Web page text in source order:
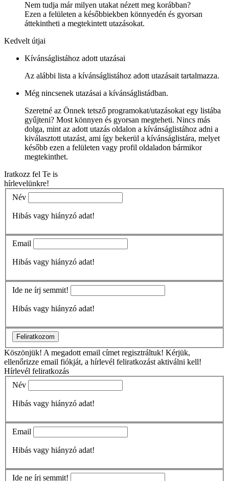
Nem tudja már milyen utakat nézett meg korábban?
Ezen a felületen a későbbiekben könnyedén és gyorsan
áttekintheti a megtekintett utazásokat.
Kedvelt útjai
Kívánságlistához adott utazásai
Az alábbi lista a kívánságlistához adott utazásait tartalmazza.
Még nincsenek utazásai a kívánságlistádban.
Szeretné az Önnek tetsző programokat/utazásokat egy listába
gyűjteni? Most könnyen és gyorsan megteheti. Nincs más
dolga, mint az adott utazás oldalon a kívánságlistához adni a
kiválasztott utazást, ami így bekerül a kívánságlistára, melyet
később ezen a felületen vagy profil oldaladon bármikor
megtekinthet.
Iratkozz fel Te is
hírlevelünkre!
Név
Hibás vagy hiányzó adat!
Email
Hibás vagy hiányzó adat!
Ide ne írj semmit!
Hibás vagy hiányzó adat!
Feliratkozom
Köszönjük! A megadott email címet regisztráltuk! Kérjük,
ellenőrizze email fiókját, a hírlevél feliratkozást aktiválni kell!
Hírlevél feliratkozás
Név
Hibás vagy hiányzó adat!
Email
Hibás vagy hiányzó adat!
Ide ne írj semmit!